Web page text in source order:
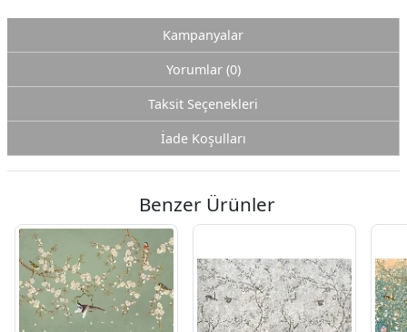
Kampanyalar
Yorumlar (0)
Taksit Seçenekleri
İade Koşulları
Benzer Ürünler